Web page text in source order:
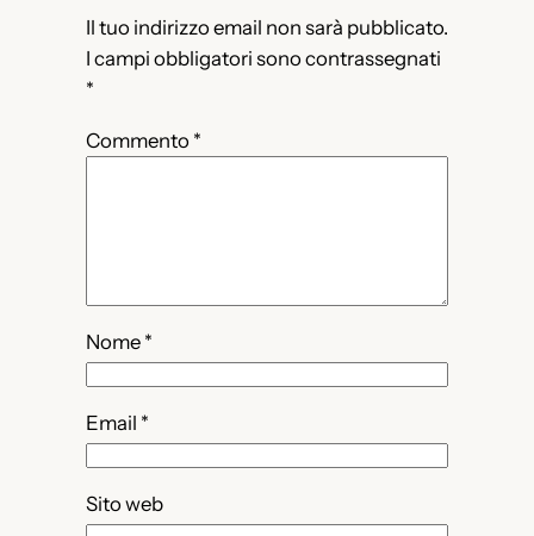
Il tuo indirizzo email non sarà pubblicato.
I campi obbligatori sono contrassegnati
*
Commento *
Nome *
Email *
Sito web